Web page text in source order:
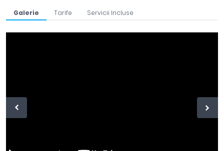
Galerie Tarife Servicii Incluse